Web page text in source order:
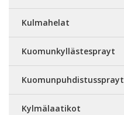
Kulmahelat
Kuomunkyllästesprayt
Kuomunpuhdistussprayt
Kylmälaatikot